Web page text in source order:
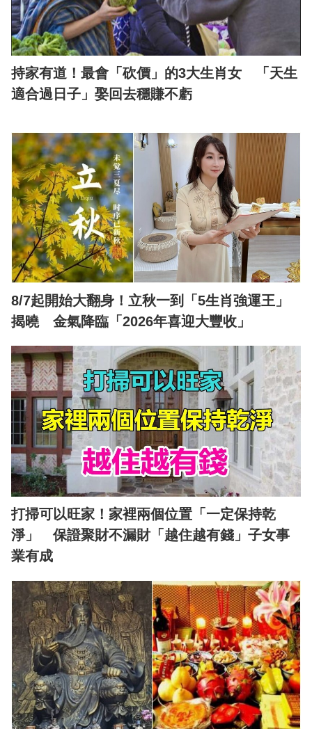
持家有道！最會「砍價」的3大生肖女 「天生
適合過日子」娶回去穩賺不虧
8/7起開始大翻身！立秋一到「5生肖強運王」
揭曉 金氣降臨「2026年喜迎大豐收」
打掃可以旺家！家裡兩個位置「一定保持乾
淨」 保證聚財不漏財「越住越有錢」子女事
業有成